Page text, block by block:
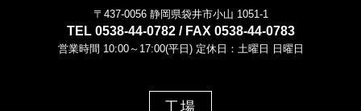
〒437-0056 静岡県袋井市小山 1051-1
TEL 0538-44-0782 / FAX 0538-44-0783
営業時間 10:00～17:00(平日) 定休日：土曜日 日曜日
工場